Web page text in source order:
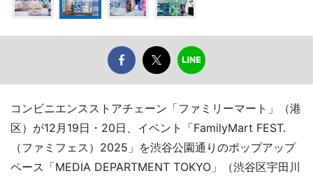
コンビニエンスストアチェーン「ファミリーマート」（港
区）が12月19日・20日、イベント「FamilyMart FEST.
（ファミフェス）2025」を渋谷公園通りのポップアップ
ペース「MEDIA DEPARTMENT TOKYO」（渋谷区宇田川